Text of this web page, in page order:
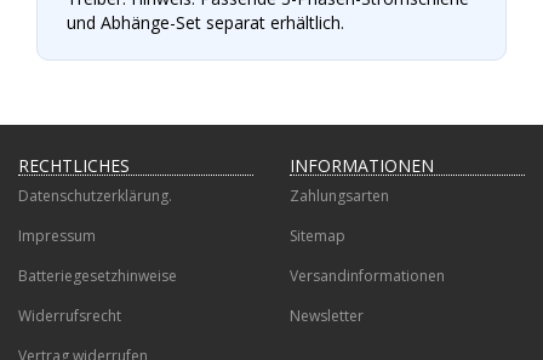
und Abhänge-Set separat erhältlich.
RECHTLICHES
Datenschutzerklärung.
Impressum
Batteriegesetzhinweise
Widerrufsrecht
Vertrag widerrufen
INFORMATIONEN
Zahlungsarten
Sitemap
Versandinformationen
Newsletter